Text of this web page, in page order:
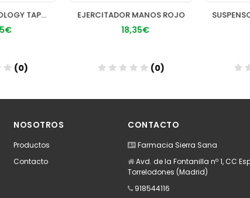
ACOFAR KINESIOLOGY TAPE VENDAJE 1 UNIDAD 5 M X 5 CM COLOR AZUL
(0)
EJERCITADOR MANOS ROJO
18,35€
(0)
NOSOTROS
Productos
Contacto
CONTACTO
Farmacia Sierra Sana
Avd. de la Fontanilla nº 1, CC
Torrelodones (Madrid)
918544116